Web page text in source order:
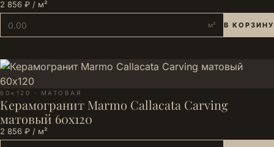
2 856 ₽ / м²
м² В КОРЗИНУ
60×120 · МАТОВАЯ
Керамогранит Marmo Callacata Carving
матовый 60х120
2 856 ₽ / м²